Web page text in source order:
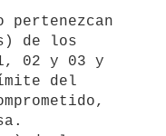
de los
02 y 03 y
del